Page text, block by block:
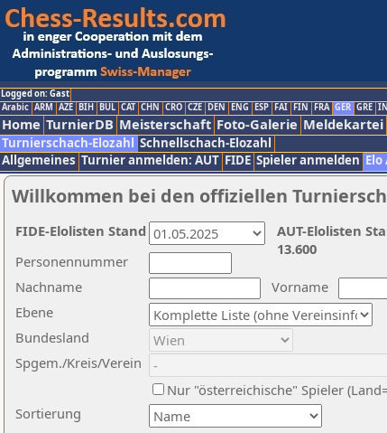
Logged on: Gast
Arabic ARM AZE BIH BUL CAT CHN CRO CZE DEN ENG ESP FAI FIN FRA GER GRE
Home TurnierDB Meisterschaft Foto-Galerie Meldekartei
Turnierschach-Elozahl Schnellschach-Elozahl
Allgemeines Turnier anmelden: AUT FIDE Spieler anmelden Elo
Willkommen bei den offiziellen
Nachname
Vorname
Ebene
Sortierung
Personennummer
Bundesland
Spgem./Kreis/Verein
Nur "österreichische" Spieler
AUT-Elolisten
13.600
FIDE-Elolisten Stand